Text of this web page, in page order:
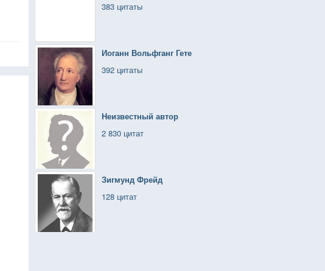
383 цитаты
Иоганн Вольфганг Гете
392 цитаты
Неизвестный автор
2 830 цитат
Зигмунд Фрейд
128 цитат